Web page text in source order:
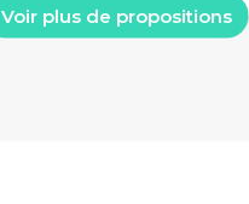
Voir plus de propositions